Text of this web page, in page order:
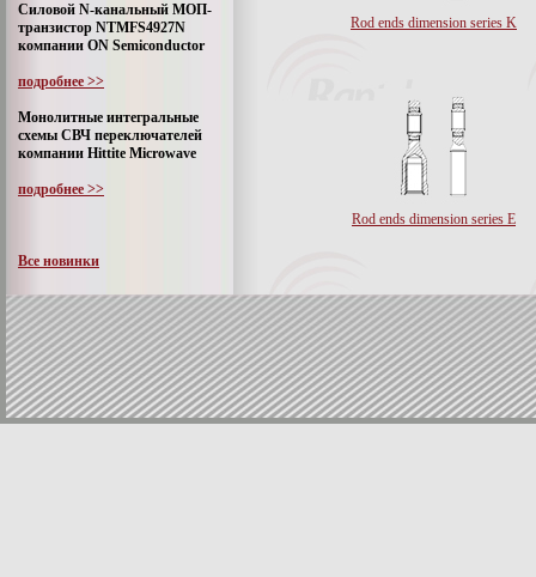
Силовой N-канальный МОП-
транзистор NTMFS4927N
компании ON Semiconductor
подробнее >>
Монолитные интегральные
схемы СВЧ переключателей
компании Hittite Microwave
подробнее >>
Все новинки
Rod ends dimension series K
Rod ends dimension series E